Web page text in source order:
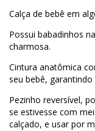
Calça de bebê em
Possui babadinhos
charmosa.
Cintura anatômica
seu bebê,
Pezinho reversível,
se estivesse com
calçado, e usar por